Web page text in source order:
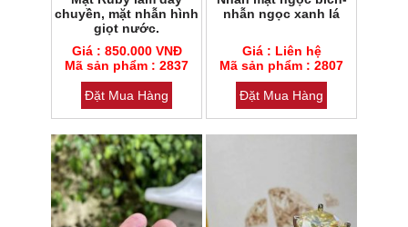
Mã sản phẩm : 2837
Loại đá : Cẩm thạch
chuyền, mặt nhẫn hình
giọt nước.
Giá : 850.000 VNĐ
Mã sản phẩm : 2837
Đặt Mua Hàng
Mã sản phẩm : 2807
Loại đá : Cẩm thạch
nhẫn ngọc xanh lá
Giá : Liên hệ
Mã sản phẩm : 2807
Đặt Mua Hàng